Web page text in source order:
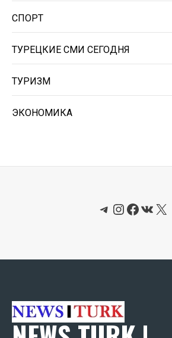
СПОРТ
ТУРЕЦКИЕ СМИ СЕГОДНЯ
ТУРИЗМ
ЭКОНОМИКА
Telegram
Instagram
X